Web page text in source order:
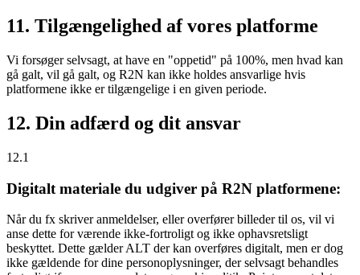
11. Tilgængelighed af vores platforme
Vi forsøger selvsagt, at have en "oppetid" på 100%, men hvad kan
gå galt, vil gå galt, og R2N kan ikke holdes ansvarlige hvis
platformene ikke er tilgængelige i en given periode.
12. Din adfærd og dit ansvar
12.1
Digitalt materiale du udgiver på R2N platformene:
Når du fx skriver anmeldelser, eller overfører billeder til os, vil vi
anse dette for værende ikke-fortroligt og ikke ophavsretsligt
beskyttet. Dette gælder ALT der kan overføres digitalt, men er dog
ikke gældende for dine personoplysninger, der selvsagt behandles